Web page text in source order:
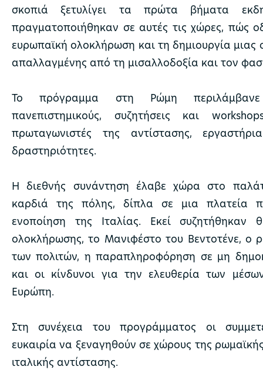
σκοπιά ξετυλίγει τα πρώτα βήματα
πραγματοποιήθηκαν σε αυτές τις χώρες, πώς
ευρωπαϊκή ολοκλήρωση και τη δημιουργία μιας
απαλλαγμένης από τη μισαλλοδοξία και τον
Το πρόγραμμα στη Ρώμη
πανεπιστημικούς, συζητήσεις και
πρωταγωνιστές της αντίστασης,
δραστηριότητες.
Η διεθνής συνάντηση έλαβε χώρα στο
καρδιά της πόλης, δίπλα σε μια πλατεία
ενοποίηση της Ιταλίας. Εκεί συζητήθηκαν
ολοκλήρωσης, το Μανιφέστο του Βεντοτένε, ο
των πολιτών, η παραπληροφόρηση σε μη
και οι κίνδυνοι για την ελευθερία των
Ευρώπη.
Στη συνέχεια του προγράμματος οι
ευκαιρία να ξεναγηθούν σε χώρους της
ιταλικής αντίστασης.